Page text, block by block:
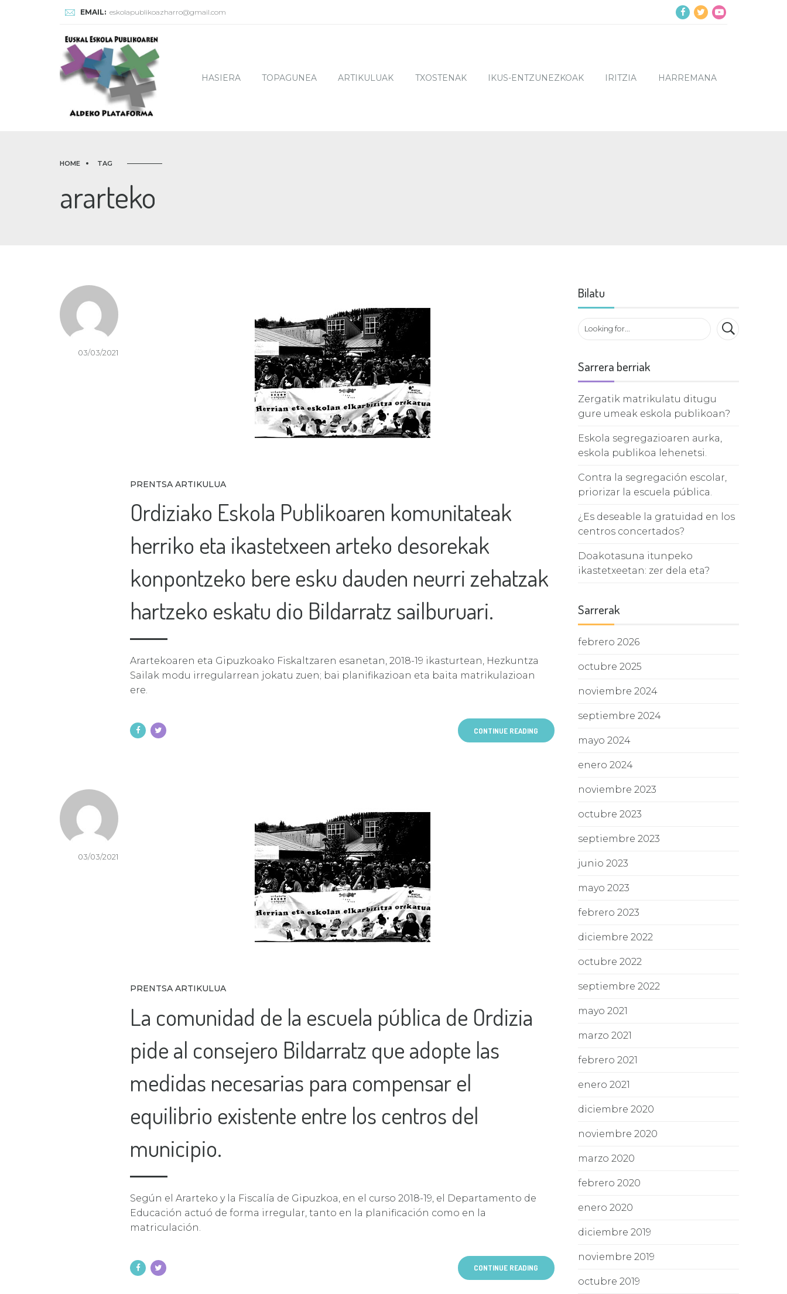
EMAIL: eskolapublikoazharro@gmail.com
HASIERA TOPAGUNEA ARTIKULUAK TXOSTENAK IKUS-ENTZUNEZKOAK IRITZIA HARREMANA
HOME TAG
ararteko
03/03/2021
PRENTSA ARTIKULUA
Ordiziako Eskola Publikoaren komunitateak
herriko eta ikastetxeen arteko desorekak
konpontzeko bere esku dauden neurri zehatzak
hartzeko eskatu dio Bildarratz sailburuari.
Arartekoaren eta Gipuzkoako Fiskaltzaren esanetan, 2018-19 ikasturtean, Hezkuntza
Sailak modu irregularrean jokatu zuen; bai planifikazioan eta baita matrikulazioan
ere.
CONTINUE READING
03/03/2021
PRENTSA ARTIKULUA
La comunidad de la escuela pública de Ordizia
pide al consejero Bildarratz que adopte las
medidas necesarias para compensar el
equilibrio existente entre los centros del
municipio.
Según el Ararteko y la Fiscalía de Gipuzkoa, en el curso 2018-19, el Departamento de
Educación actuó de forma irregular, tanto en la planificación como en la
matriculación.
CONTINUE READING
Bilatu
Sarrera berriak
Zergatik matrikulatu ditugu
gure umeak eskola publikoan?
Eskola segregazioaren aurka,
eskola publikoa lehenetsi.
Contra la segregación escolar,
priorizar la escuela pública.
¿Es deseable la gratuidad en los
centros concertados?
Doakotasuna itunpeko
ikastetxeetan: zer dela eta?
Sarrerak
febrero 2026
octubre 2025
noviembre 2024
septiembre 2024
mayo 2024
enero 2024
noviembre 2023
octubre 2023
septiembre 2023
junio 2023
mayo 2023
febrero 2023
diciembre 2022
octubre 2022
septiembre 2022
mayo 2021
marzo 2021
febrero 2021
enero 2021
diciembre 2020
noviembre 2020
marzo 2020
febrero 2020
enero 2020
diciembre 2019
noviembre 2019
octubre 2019